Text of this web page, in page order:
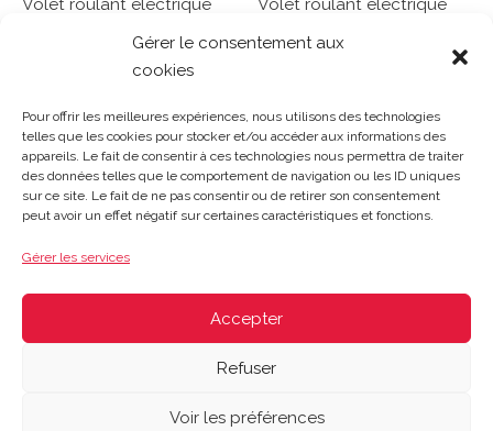
Gérer le consentement aux
cookies
Pour offrir les meilleures expériences, nous utilisons des technologies
telles que les cookies pour stocker et/ou accéder aux informations des
appareils. Le fait de consentir à ces technologies nous permettra de traiter
des données telles que le comportement de navigation ou les ID uniques
sur ce site. Le fait de ne pas consentir ou de retirer son consentement
peut avoir un effet négatif sur certaines caractéristiques et fonctions.
Gérer les services
Accepter
Refuser
Voir les préférences
5
5
Gosset Matériaux 2023 © Tous droits réservés |Mentions
Le samedi : 8h-12h